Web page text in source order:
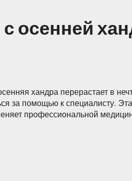
осенней
хандра перерастает в
за помощью к специалисту.
профессиональной